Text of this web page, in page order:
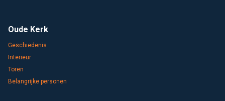
Oude Kerk
Geschiedenis
Interieur
Toren
Belangrijke personen